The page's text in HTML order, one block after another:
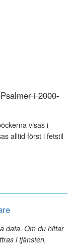
i 2000-
visas i
alltid först i fetstil
data. Om du hittar
i tjänsten,